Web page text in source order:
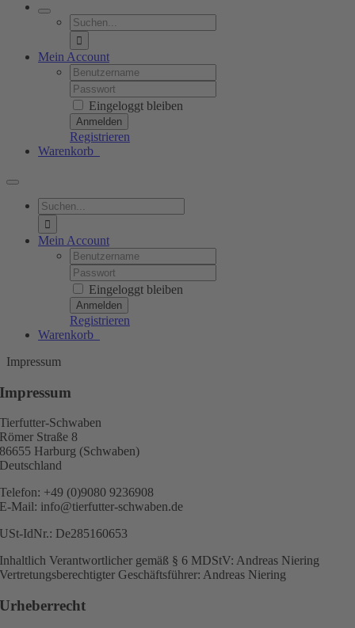
Suche
nach:
Mein Account
Username:
Password:
Eingeloggt bleiben
Registrieren
Warenkorb
Toggle
Navigation
Suche
nach:
Mein Account
Username:
Password:
Eingeloggt bleiben
Registrieren
Warenkorb
Impressum
Impressum
Tierfutter-Schwaben
Römer Straße 8
86655 Harburg (Schwaben)
Deutschland
Telefon: +49 (0)9080 9236908
E-Mail: info@tierfutter-schwaben.de
USt-IdNr.: De285160653
Inhaltlich Verantwortlicher gemäß § 6 MDStV: Andreas Niering
Vertretungsberechtigter Geschäftsführer: Andreas Niering
Urheberrecht